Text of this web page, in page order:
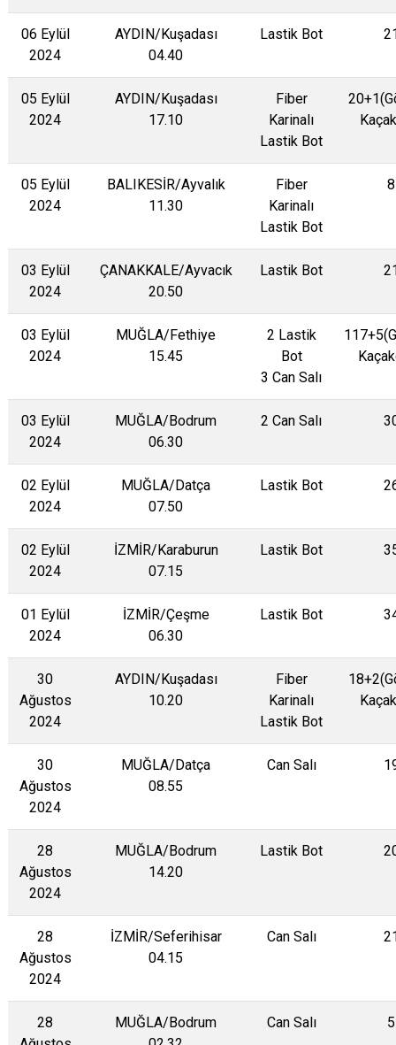
06 Eylül
2024
AYDIN/Kuşadası
04.40
Lastik Bot
05 Eylül
2024
AYDIN/Kuşadası
17.10
Fiber
Karinalı
Lastik Bot
05 Eylül
2024
BALIKESİR/Ayvalık
11.30
Fiber
Karinalı
Lastik Bot
8
03 Eylül
2024
ÇANAKKALE/Ayvacık
20.50
Lastik Bot
03 Eylül
2024
MUĞLA/Fethiye
15.45
2 Lastik
Bot
3 Can Salı
03 Eylül
2024
MUĞLA/Bodrum
06.30
2 Can Salı
02 Eylül
2024
MUĞLA/Datça
07.50
Lastik Bot
02 Eylül
2024
İZMİR/Karaburun
07.15
Lastik Bot
01 Eylül
2024
İZMİR/Çeşme
06.30
Lastik Bot
30
Ağustos
2024
AYDIN/Kuşadası
10.20
Fiber
Karinalı
Lastik Bot
30
Ağustos
2024
MUĞLA/Datça
08.55
Can Salı
28
Ağustos
2024
MUĞLA/Bodrum
14.20
Lastik Bot
28
Ağustos
2024
İZMİR/Seferihisar
04.15
Can Salı
28
MUĞLA/Bodrum
Can Salı 5